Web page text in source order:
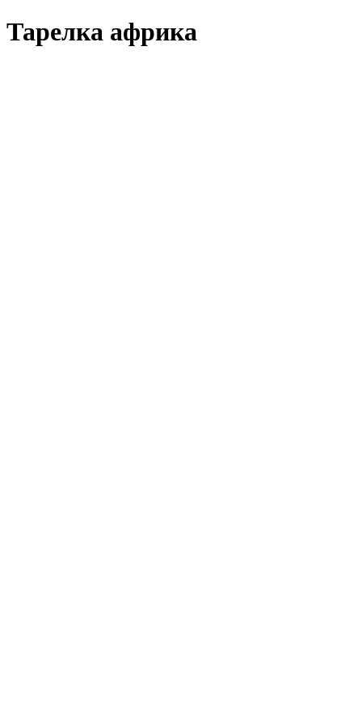
Тарелка африка